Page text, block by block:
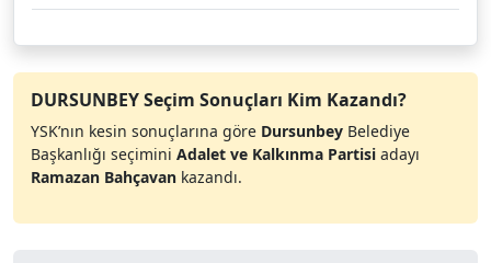
DURSUNBEY Seçim Sonuçları Kim Kazandı?
YSK’nın kesin sonuçlarına göre Dursunbey Belediye
Başkanlığı seçimini Adalet ve Kalkınma Partisi adayı
Ramazan Bahçavan kazandı.